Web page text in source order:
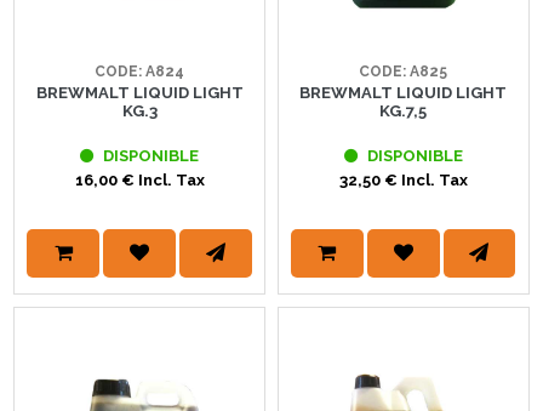
CODE: A824
BREWMALT LIQUID LIGHT
KG.3
DISPONIBLE
16,00 € Incl. Tax
CODE: A825
BREWMALT LIQUID LIGHT
KG.7,5
DISPONIBLE
32,50 € Incl. Tax